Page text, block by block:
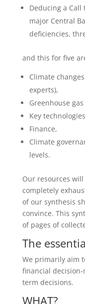
Deducing a
major Central
deficiencies,
and this for five
Climate
experts),
Greenhouse
Key
Finance,
Climate
levels.
Our resources
completely
of our synthesis
convince. This
of pages of
The
We primarily aim
financial
term decisions.
WHAT?